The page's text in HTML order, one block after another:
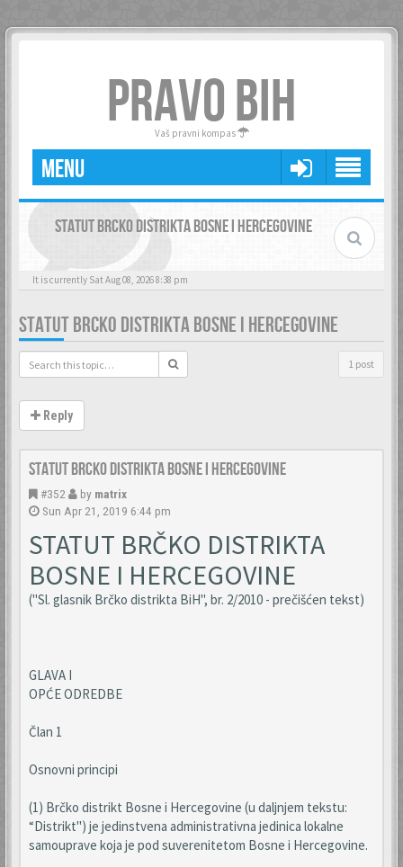
PRAVO BIH
Vaš pravni kompas
MENU
STATUT BRCKO DISTRIKTA BOSNE I HERCEGOVINE
It is currently Sat Aug 08, 2026 8:38 pm
STATUT BRCKO DISTRIKTA BOSNE I HERCEGOVINE
1 post
Reply
Statut Brcko distrikta Bosne i Hercegovine
#352 by matrix
Sun Apr 21, 2019 6:44 pm
STATUT BRČKO DISTRIKTA
BOSNE I HERCEGOVINE
("Sl. glasnik Brčko distrikta BiH", br. 2/2010 - prečišćen tekst)
GLAVA I
OPĆE ODREDBE
Član 1
Osnovni principi
(1) Brčko distrikt Bosne i Hercegovine (u daljnjem tekstu:
“Distrikt") je jedinstvena administrativna jedinica lokalne
samouprave koja je pod suverenitetom Bosne i Hercegovine.